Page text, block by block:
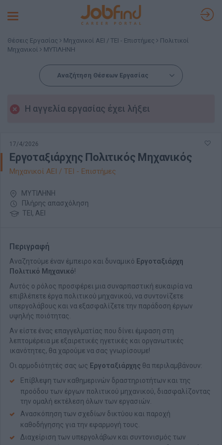
Toggle
Θέσεις Εργασίας Μηχανικοί ΑΕΙ / ΤΕΙ - Επιστήμες
Πολιτικοί
Μηχανικοί
ΜΥΤΙΛΗΝΗ
Αναζήτηση Θέσεων Εργασίας
Η αγγελία εργασίας έχει λήξει
17/4/2026
Εργοταξιάρχης Πολιτικός Μηχανικός
Μηχανικοί ΑΕΙ / ΤΕΙ - Επιστήμες
ΜΥΤΙΛΗΝΗ
Πλήρης απασχόληση
ΤΕΙ, ΑΕΙ
Περιγραφή
Αναζητούμε έναν έμπειρο και δυναμικό Εργοταξιάρχη
Πολιτικό Μηχανικό!
Αυτός ο ρόλος προσφέρει μια συναρπαστική ευκαιρία να
επιβλέπετε έργα πολιτικού μηχανικού, να συντονίζετε
υπεργολάβους και να εξασφαλίζετε την παράδοση έργων
υψηλής ποιότητας.
Αν είστε ένας επαγγελματίας που δίνει έμφαση στη
λεπτομέρεια με εξαιρετικές ηγετικές και οργανωτικές
ικανότητες, θα χαρούμε να σας γνωρίσουμε!
Οι αρμοδιότητές σας ως Εργοταξιάρχης θα περιλαμβάνουν:
Επίβλεψη των καθημερινών δραστηριοτήτων και της
προόδου των έργων πολιτικού μηχανικού, διασφαλίζοντας
την ομαλή εκτέλεση όλων των εργασιών.
Ανασκόπηση των σχεδίων δικτύου και παροχή
καθοδήγησης για την εφαρμογή τους.
Διαχείριση των υπεργολάβων και συντονισμός των